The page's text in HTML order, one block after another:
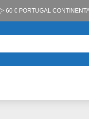
60 € PORTUGAL